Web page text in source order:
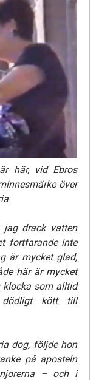
här, vid Ebros
över
drack vatten
fortfarande inte
är mycket glad,
här är mycket
klocka som alltid
kött till
dog, följde hon
på aposteln
– och i